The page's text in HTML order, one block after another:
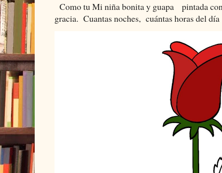
Como tu Mi niña bonita y guapa pintada
gracia. Cuantas noches, cuántas horas del